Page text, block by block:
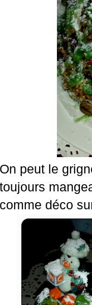
On peut le
toujours
comme déco